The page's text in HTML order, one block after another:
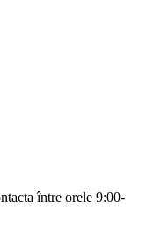
între orele 9:00-